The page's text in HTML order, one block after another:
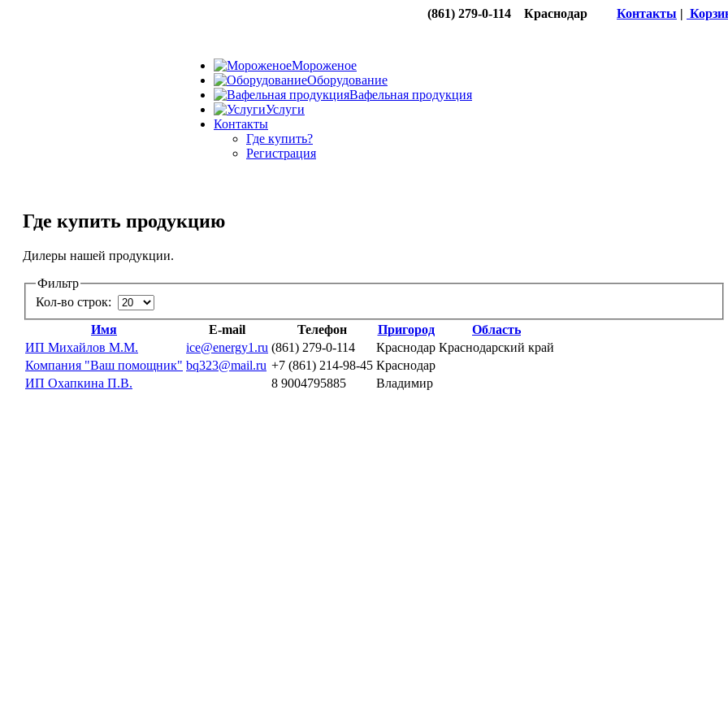
(861) 279-0-114 Краснодар Контакты |
Мороженое
Оборудование
Вафельная продукция
Услуги
Контакты
Где купить?
Регистрация
Где купить продукцию
Дилеры нашей продукции.
Фильтр
Кол-во строк:
Имя
E-mail Телефон Пригород
Область
ИП Михайлов М.М.
ice@energy1.ru (861) 279-0-114 Краснодар Краснодарский край
Компания "Ваш помощник" bq323@mail.ru +7 (861) 214-98-45 Краснодар
ИП Охапкина П.В.
8 9004795885 Владимир